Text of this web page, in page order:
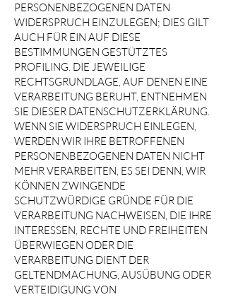
PERSONENBEZOGENEN DATEN
WIDERSPRUCH EINZULEGEN; DIES GILT
AUCH FÜR EIN AUF DIESE
BESTIMMUNGEN GESTÜTZTES
PROFILING. DIE JEWEILIGE
RECHTSGRUNDLAGE, AUF DENEN EINE
VERARBEITUNG BERUHT, ENTNEHMEN
SIE DIESER DATENSCHUTZERKLÄRUNG.
WENN SIE WIDERSPRUCH EINLEGEN,
WERDEN WIR IHRE BETROFFENEN
PERSONENBEZOGENEN DATEN NICHT
MEHR VERARBEITEN, ES SEI DENN, WIR
KÖNNEN ZWINGENDE
SCHUTZWÜRDIGE GRÜNDE FÜR DIE
VERARBEITUNG NACHWEISEN, DIE IHRE
INTERESSEN, RECHTE UND FREIHEITEN
ÜBERWIEGEN ODER DIE
VERARBEITUNG DIENT DER
GELTENDMACHUNG, AUSÜBUNG ODER
VERTEIDIGUNG VON